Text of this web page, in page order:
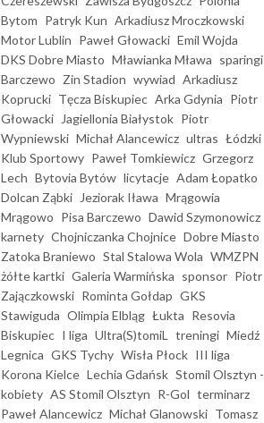
Bytom Patryk Kun Arkadiusz Mroczkowski
Motor Lublin Paweł Głowacki Emil Wojda
DKS Dobre Miasto Mławianka Mława sparingi
Barczewo Zin Stadion wywiad Arkadiusz
Koprucki Tęcza Biskupiec Arka Gdynia Piotr
Głowacki
Jagiellonia Białystok Piotr
Wypniewski Michał Alancewicz ultras Łódzki
Klub Sportowy Paweł Tomkiewicz Grzegorz
Lech Bytovia Bytów licytacje Adam Łopatko
Dolcan Ząbki
Jeziorak Iława Mrągowia
Mrągowo Pisa Barczewo Dawid Szymonowicz
karnety Chojniczanka Chojnice Dobre Miasto
Zatoka Braniewo Stal Stalowa Wola WMZPN
żółte kartki Galeria Warmińska sponsor Piotr
Zajączkowski Rominta Gołdap GKS
Stawiguda Olimpia Elbląg Łukta Resovia
Biskupiec I liga Ultra(S)tomiL treningi Miedź
Legnica GKS Tychy Wisła Płock III liga
Korona Kielce Lechia Gdańsk Stomil Olsztyn -
kobiety AS Stomil Olsztyn R-Gol terminarz
Paweł Alancewicz Michał Glanowski Tomasz